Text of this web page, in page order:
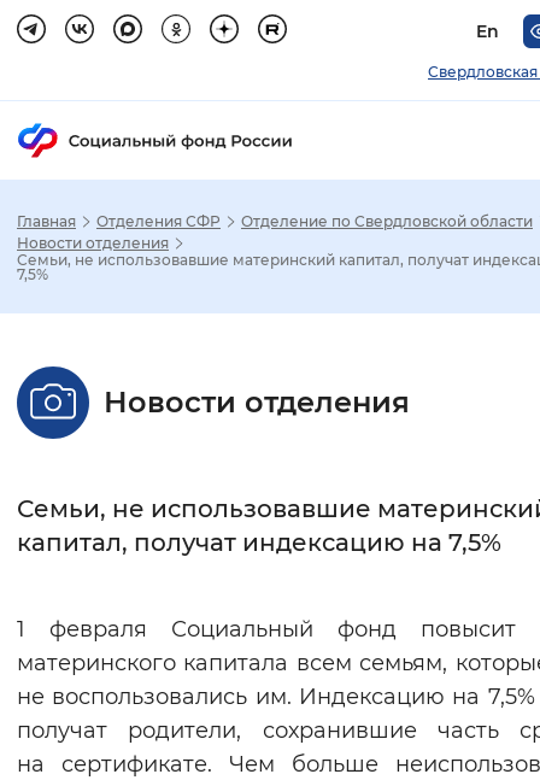
En
Свердловская
Стандартный Увеличенный
Без засечек С засечками
Нормальный Увеличенный
Цвет сайта
Монохромный Инверсивный
Главная Отделения СФР
Отделение по Свердловской области
Новости отделения
Семьи, не использовавшие материнский капитал, получат
7,5%
Новости отделения
Семьи, не использовавшие
капитал, получат индексацию на 7,5%
1 февраля Социальный фонд повысит
материнского капитала всем семьям,
не воспользовались им. Индексацию на
получат родители, сохранившие часть
на сертификате. Чем больше